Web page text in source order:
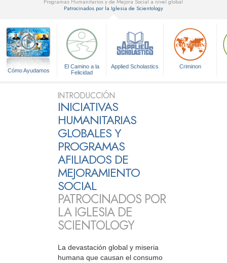
Patrocinados por la Iglesia de Scientology
Cómo Ayudamos
El Camino a la
Felicidad
Applied Scholastics Criminon
INTRODUCCIÓN
INICIATIVAS
HUMANITARIAS
GLOBALES Y
PROGRAMAS
AFILIADOS DE
MEJORAMIENTO
SOCIAL
PATROCINADOS POR
LA IGLESIA DE
SCIENTOLOGY
La devastación global y miseria
humana que causan el consumo